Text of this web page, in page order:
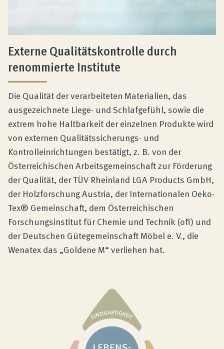
Externe Qualitätskontrolle durch
renommierte Institute
Die Qualität der verarbeiteten Materialien, das
ausgezeichnete Liege- und Schlafgefühl, sowie die
extrem hohe Haltbarkeit der einzelnen Produkte wird
von externen Qualitätssicherungs- und
Kontrolleinrichtungen bestätigt, z. B. von der
Österreichischen Arbeitsgemeinschaft zur Förderung
der Qualität, der TÜV Rheinland LGA Products GmbH,
der Holzforschung Austria, der Internationalen Oeko-
Tex® Gemeinschaft, dem Österreichischen
Forschungsinstitut für Chemie und Technik (ofi) und
der Deutschen Gütegemeinschaft Möbel e. V., die
Wenatex das „Goldene M“ verliehen hat.